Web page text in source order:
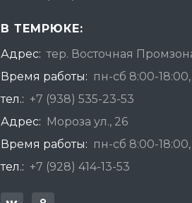
В ТЕМРЮКЕ:
Адрес: тер. Восточная
Время работы: пн-сб 8:00-
тел.: +7 (938) 535-23-53
Адрес:
Мороза ул., 26
Время работы: пн-сб 8:00-
тел.: +7 (928) 414-13-53